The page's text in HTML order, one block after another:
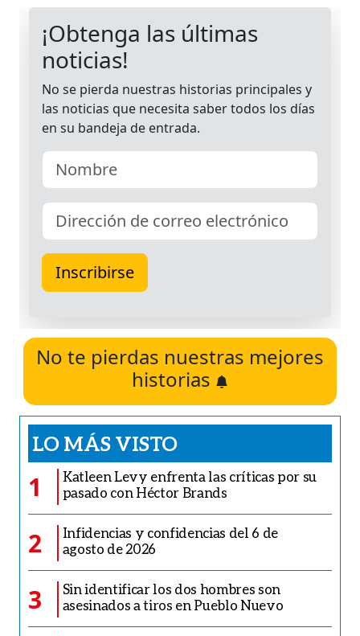
No te pierdas nuestras mejores
historias
LO MÁS VISTO
1
Katleen Levy enfrenta las críticas por su
pasado con Héctor Brands
2
Infidencias y confidencias del 6 de
agosto de 2026
3
Sin identificar los dos hombres son
asesinados a tiros en Pueblo Nuevo